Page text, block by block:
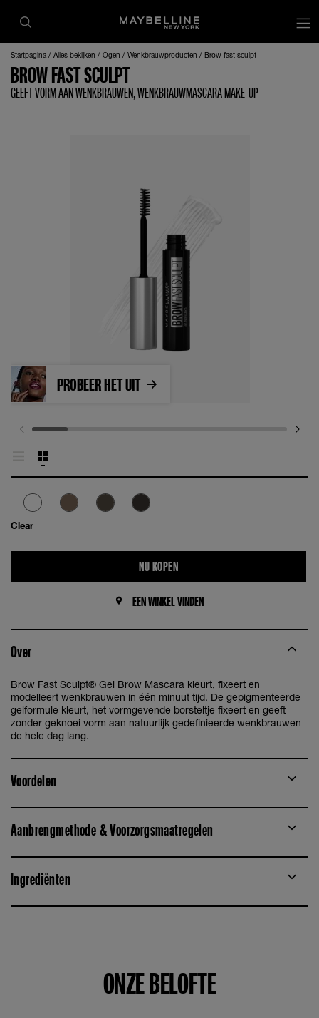
Startpagina Alles bekijken Ogen Wenkbrauwproducten Brow fast sculpt
BROW FAST SCULPT
GEEFT VORM AAN WENKBRAUWEN, WENKBRAUWMASCARA MAKE-UP
Clear
PROBEER HET UIT
NU KOPEN
EEN WINKEL VINDEN
Over
Brow Fast Sculpt® Gel Brow Mascara kleurt, fixeert en
modelleert wenkbrauwen in één minuut tijd. De gepigmenteerde
gelformule kleurt, het vormgevende borsteltje fixeert en geeft
zonder geknoei vorm aan natuurlijk gedefinieerde wenkbrauwen
de hele dag lang.
Voordelen
Aanbrengmethode & Voorzorgsmaatregelen
Ingrediënten
ONZE BELOFTE